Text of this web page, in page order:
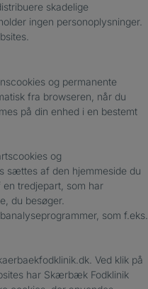
skadelige
ingen personoplysninger.
og permanente
fra browseren, når du
på din enhed i en bestemt
og
sættes af den hjemmeside du
tredjepart, som har
du besøger.
som f.eks.
Ved klik på
har Skærbæk Fodklinik